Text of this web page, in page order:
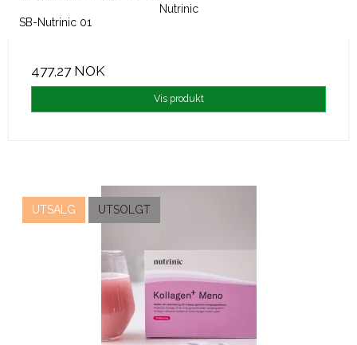
Nutrinic
SB-Nutrinic 01
477,27 NOK
Vis produkt
UTSALG UTSOLGT